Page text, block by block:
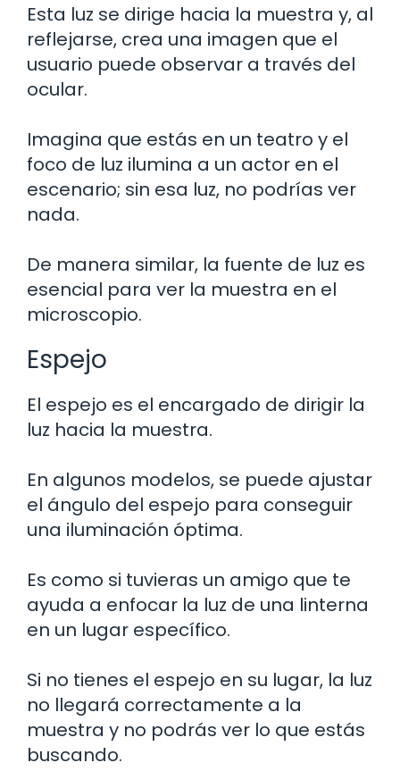
Esta luz se dirige hacia la muestra y, al
reflejarse, crea una imagen que el
usuario puede observar a través del
ocular.
Imagina que estás en un teatro y el
foco de luz ilumina a un actor en el
escenario; sin esa luz, no podrías ver
nada.
De manera similar, la fuente de luz es
esencial para ver la muestra en el
microscopio.
Espejo
El espejo es el encargado de dirigir la
luz hacia la muestra.
En algunos modelos, se puede ajustar
el ángulo del espejo para conseguir
una iluminación óptima.
Es como si tuvieras un amigo que te
ayuda a enfocar la luz de una linterna
en un lugar específico.
Si no tienes el espejo en su lugar, la luz
no llegará correctamente a la
muestra y no podrás ver lo que estás
buscando.